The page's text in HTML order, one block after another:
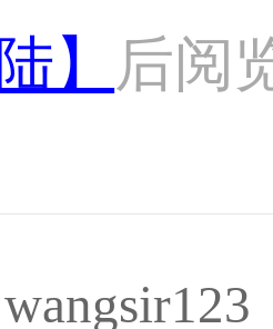
陆】
后阅
wangsir123